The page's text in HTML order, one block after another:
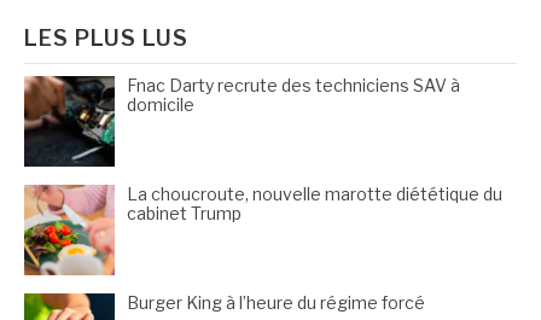
LES PLUS LUS
Fnac Darty recrute des techniciens SAV à
domicile
La choucroute, nouvelle marotte diététique du
cabinet Trump
Burger King à l’heure du régime forcé